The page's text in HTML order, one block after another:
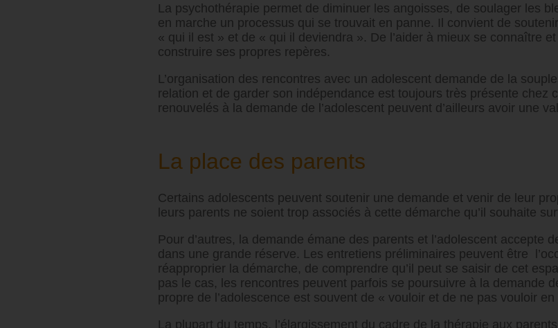
La psychothérapie permet de diminuer les angoisses, de soulager les
en marche un processus qui se trouvait en panne. Il convient de
« qui il est » et de « qui il deviendra ». De l’aider à mieux se connaître
construire ses propres repères.
L’organisation des rencontres avec un adolescent demande de la
relation et de garder son indépendance est toujours très présente chez
renouvelés à la demande de l’adolescent peuvent d’ailleurs avoir une
La place des parents
Certains adolescents peuvent soutenir une demande et venir de leur
leurs parents ne soient trop associés à cette démarche qu’il souhaite
Pour d’autres, la demande émane des parents et l’adolescent accepte
dans une grande réserve. Les entretiens préliminaires peuvent être
réapproprier la démarche, de comprendre qu’il peut se saisir de cet
pas le cas, les rencontres peuvent parfois se poursuivre à la demande
propre de l’adolescence est souvent de « vouloir et de ne pas vouloir
La plupart du temps, l’élargissement du cadre de la thérapie aux